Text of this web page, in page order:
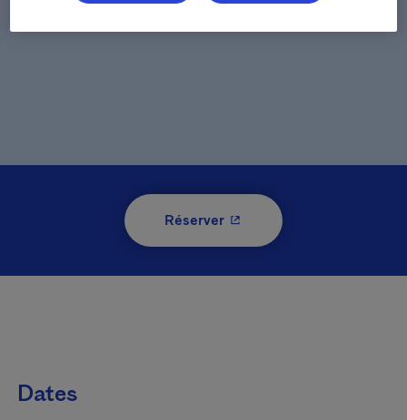
Réserver- Cet hyperlien s'ouvrira
Dates